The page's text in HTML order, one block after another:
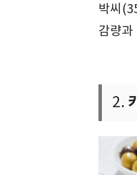
박씨
감량과
2.